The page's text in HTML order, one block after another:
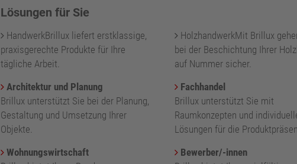
Lösungen für Sie
HandwerkBrillux liefert erstklassige,
praxisgerechte Produkte für Ihre
tägliche Arbeit.
Architektur und Planung
Brillux unterstützt Sie bei der Planung,
Gestaltung und Umsetzung Ihrer
Objekte.
Wohnungswirtschaft
HolzhandwerkMit Brillux
bei der Beschichtung Ihrer
auf Nummer sicher.
Fachhandel
Brillux unterstützt Sie mit
Raumkonzepten und
Lösungen für die
Bewerber/-innen